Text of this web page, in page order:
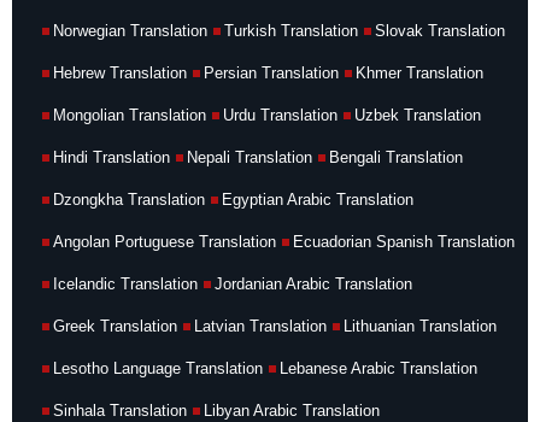
Norwegian Translation Turkish Translation Slovak Translation
Hebrew Translation Persian Translation Khmer Translation
Mongolian Translation Urdu Translation Uzbek Translation
Hindi Translation Nepali Translation Bengali Translation
Dzongkha Translation Egyptian Arabic Translation
Angolan Portuguese Translation Ecuadorian Spanish Translation
Icelandic Translation Jordanian Arabic Translation
Greek Translation Latvian Translation Lithuanian Translation
Lesotho Language Translation Lebanese Arabic Translation
Sinhala Translation Libyan Arabic Translation